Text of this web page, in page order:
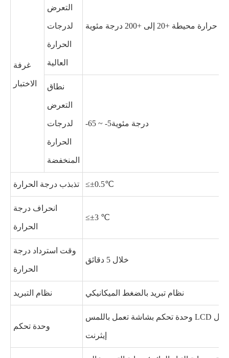
غرفة
الاختبار
التعرض
لدرجات
الحرارة
العالية
محيطة +20 إلى +200 درجة مئوية
نطاق
التعرض
لدرجات
الحرارة
المنخفضة
-65 ~ -5درجة مئوية
تذبذب درجة الحرارة ≤±0.5℃
انحراف درجة
الحرارة
≤±3 ℃
وقت استرداد درجة
الحرارة
خلال 5 دقائق
نظام التبريد نظام تبريد بالضغط الميكانيكي
وحدة تحكم
وحدة تحكم بشاشة تعمل باللمس LCD ملونة قابلة للبرمجة ، اتصال
إيثرنت